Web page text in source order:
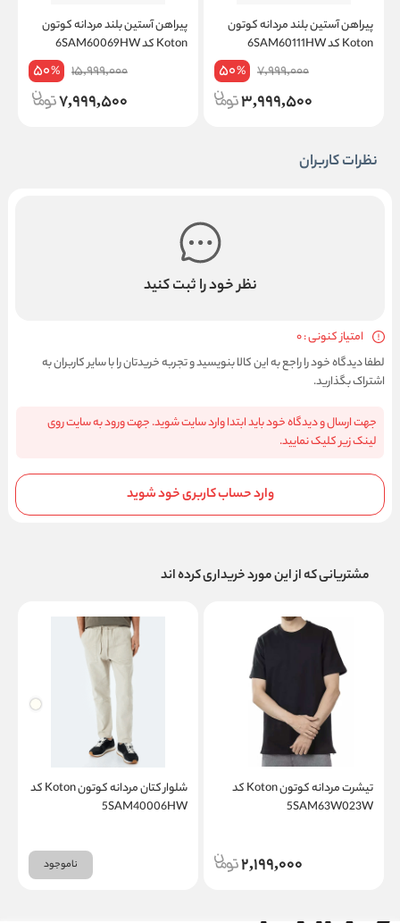
پیراهن آستین بلند مردانه کوتون
Koton کد 6SAM60111HW
7,999,000
50%
3,999,500
پیراهن آستین بلند مردانه کوتون
Koton کد 6SAM60069HW
15,999,000
50%
7,999,500
نظرات کاربران
نظر خود را ثبت کنید
امتیاز کنونی : 0
لطفا دیدگاه خود را راجع به این کالا بنویسید و تجربه خریدتان را با سایر کاربران به
اشتراک بگذارید.
جهت ارسال و دیدگاه خود باید ابتدا وارد سایت شوید. جهت ورود به سایت روی
لینک زیر کلیک نمایید.
وارد حساب کاربری خود شوید
مشتریانی که از این مورد خریداری کرده اند
تیشرت مردانه کوتون Koton کد
5SAM63W023W
2,199,000
شلوار کتان مردانه کوتون Koton کد
5SAM40006HW
ناموجود